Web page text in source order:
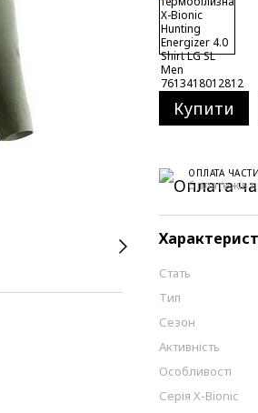
Купити
ОПЛАТА
6 платежів
Стать
Тип
Сезон
Активність
Особливості
Серія X-Bionic